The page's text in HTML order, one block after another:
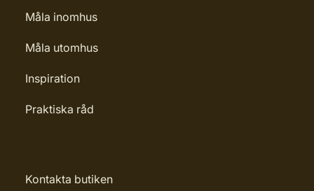
Måla inomhus
Måla utomhus
Inspiration
Praktiska råd
Kontakta butiken